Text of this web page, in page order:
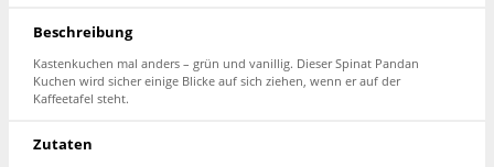
Beschreibung
Kastenkuchen mal anders – grün und vanillig. Dieser Spinat Pandan
Kuchen wird sicher einige Blicke auf sich ziehen, wenn er auf der
Kaffeetafel steht.
Zutaten